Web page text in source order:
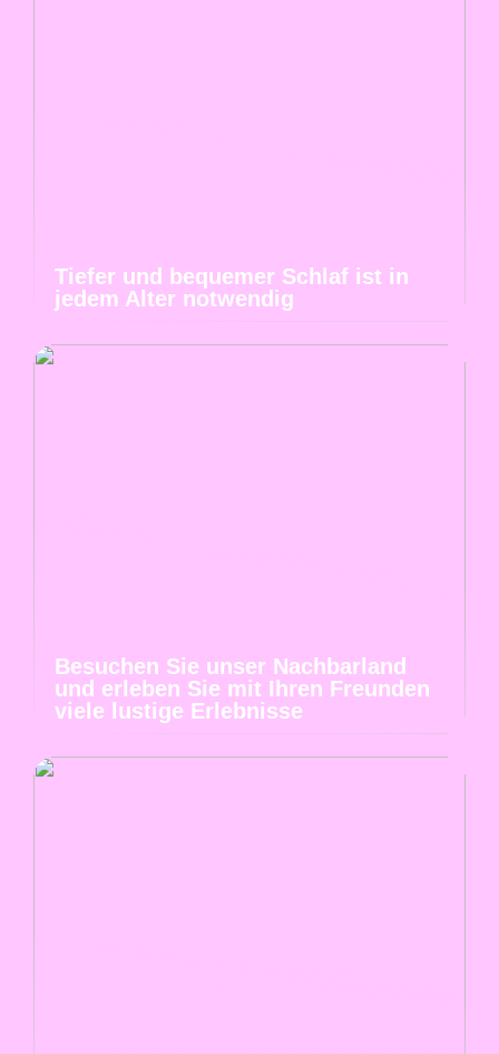
Tiefer und bequemer Schlaf ist in
jedem Alter notwendig
Besuchen Sie unser Nachbarland
und erleben Sie mit Ihren Freunden
viele lustige Erlebnisse